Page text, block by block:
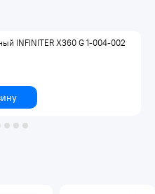
INFINITER X360 G 1-004-002